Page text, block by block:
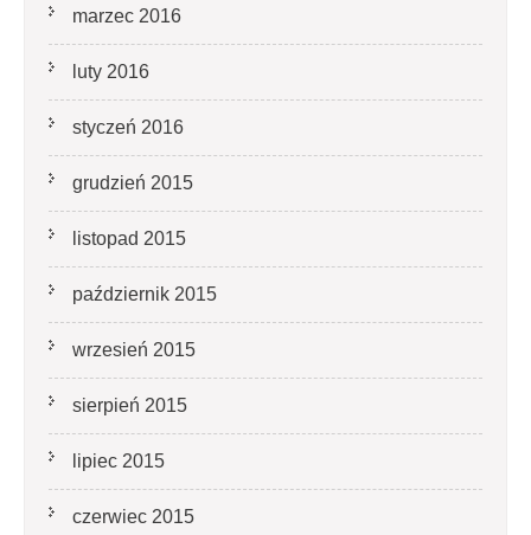
marzec 2016
luty 2016
styczeń 2016
grudzień 2015
listopad 2015
październik 2015
wrzesień 2015
sierpień 2015
lipiec 2015
czerwiec 2015